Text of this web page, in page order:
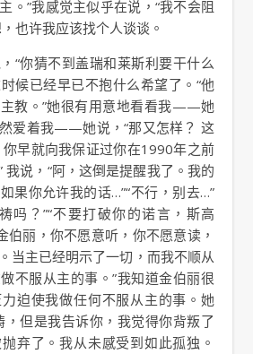
。”我感觉主似乎在说，“我不会阻
也许我应该找个人谈谈。
“你猜不到盖瑞和莱斯利要干什么
时候已经早已不抱什么希望了。“他
教。”她很有用意地看看我——她
爱着我——她说，“那又怎样？ 这
早就向我保证过你在1990年之前
我说，“阿，这倒是提醒我了。我的
果你允许我的话…”“不行，别去…”
吗？”“不要打破你的诺言，斯高
伯丽，你不愿意听，你不愿意读，
当主已经明示了一切，而我不顺从
不服从主的事。”我知道金伯丽很
迫使我做任何不服从主的事。她
，但是我告诉你，我觉得你背叛了
弃了。我从未感受到如此孤独。